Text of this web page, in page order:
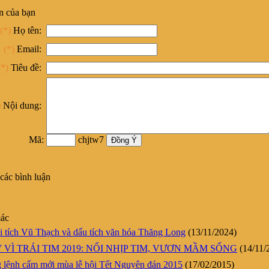
của bạn
(*) Họ tên:
(*) Email:
Tiêu đề:
Nội dung:
Mã: chjtw7
bình luận
tích Vũ Thạch và dấu tích văn hóa Thăng Long (13/11/2024)
VÌ TRÁI TIM 2019: NỐI NHỊP TIM, VƯƠN MẦM SỐNG (14/11/
lệnh cấm mới mùa lễ hội Tết Nguyên đán 2015 (17/02/2015)